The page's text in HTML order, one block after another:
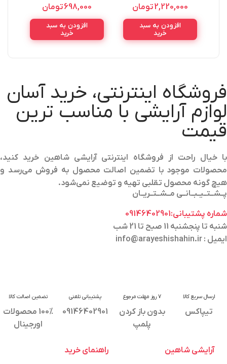
Vegan Collagen Eye Serum
10ML
2,220,000تومان
افزودن به سبد
خرید
Purifying Gel Wash 150ML
698,000تومان
افزودن به سبد
خرید
فروشگاه اینترنتی، خرید آسان
لوازم آرایشی با مناسب ترین
قیمت
با خیال راحت از فروشگاه اینترنتی آرایشی شاهین خرید کنید،
محصولات موجود با تضمین اصالت محصول به فروش می‌رسد و
هیچ گونه محصول تقلبی تهیه و توضیع نمی‌شود.
پــشــتــیــبــانــی مــشــتــریــان
شماره پشتیبانی:09146402901
شنبه تا پنجشنبه 11 صبح تا 21 شب
ایمیل : info@arayeshishahin.ir
ارسال سریع کالا
تیپاکس
7 روز مهلت مرجوع
بدون باز کردن
پلمپ
پشتیبانی تلفنی
09146402901
تضمین اصالت کالا
100% محصولات
اورجینال
آرایشی شاهین راهنمای خرید